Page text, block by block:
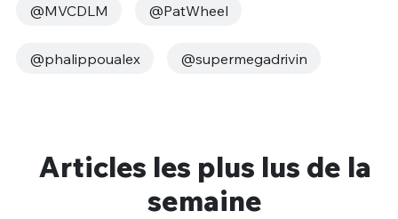
@MVCDLM @PatWheel
@phalippoualex @supermegadrivin
Articles les plus lus de la
semaine